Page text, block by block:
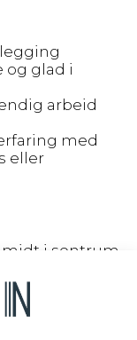
og glad i
arbeid
med
eller
i sentrum
med